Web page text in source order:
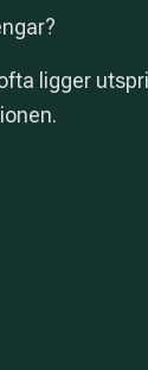
ligger